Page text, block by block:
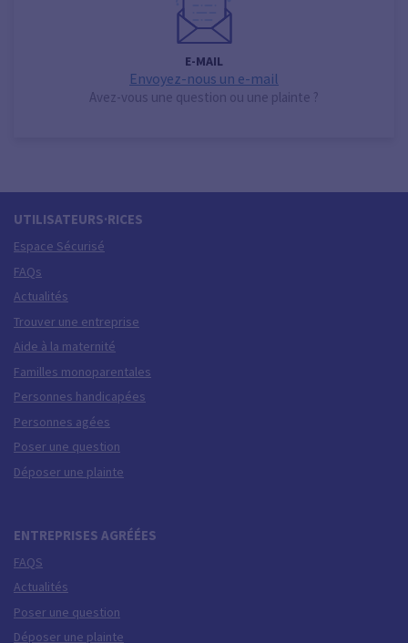
E-MAIL
Envoyez-nous un e-mail
Avez-vous une question ou une plainte ?
UTILISATEURS·RICES
Espace Sécurisé
FAQs
Actualités
Trouver une entreprise
Aide à la maternité
Familles monoparentales
Personnes handicapées
Personnes agées
Poser une question
Déposer une plainte
ENTREPRISES AGRÉÉES
FAQS
Actualités
Poser une question
Déposer une plainte